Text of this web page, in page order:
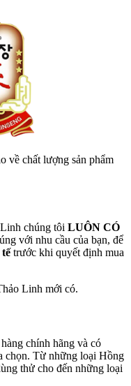
về chất lượng sản phẩm
chúng tôi LUÔN CÓ
với nhu cầu của bạn, để
trước khi quyết định mua
Linh mới có.
chính hãng và có
chọn. Từ những loại Hồng
thử cho đến những loại